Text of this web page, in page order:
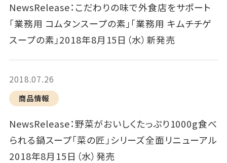
NewsRelease：こだわりの味で外食店をサポート
「業務用 コムタンスープの素」「業務用 キムチチゲ
スープの素」2018年8月15日（水）新発売
2018.07.26
商品情報
NewsRelease：野菜がおいしくたっぷり1000g食べ
られる鍋スープ「菜の匠」シリーズ全面リニューアル
2018年8月15日（水）発売